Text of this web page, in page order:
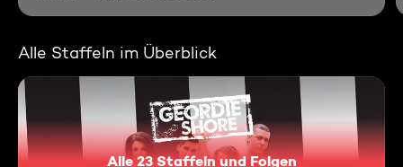
Alle Staffeln im Überblick
Alle 23 Staffeln und Folgen